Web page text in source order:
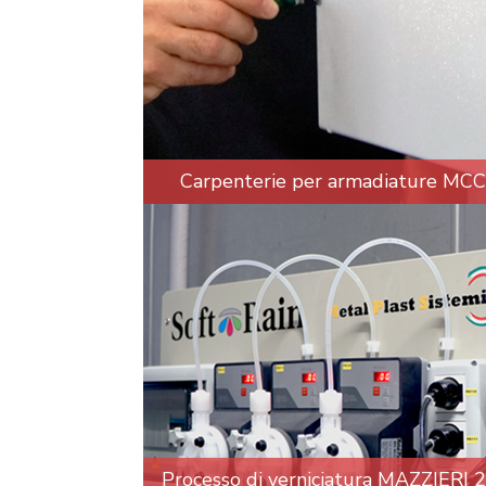
Carpenterie per armadiature MCC
Processo di verniciatura MAZZIERI